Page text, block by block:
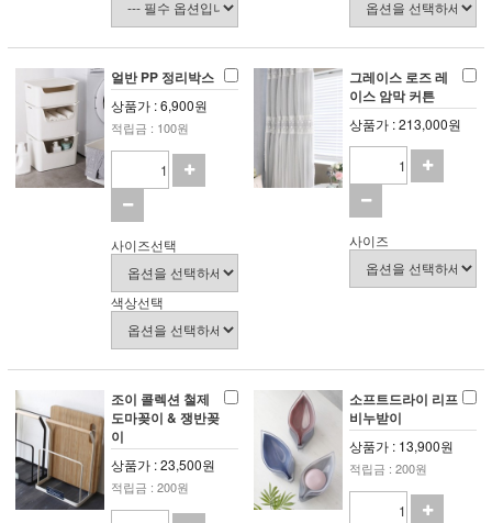
얼반 PP 정리박스
상품가 : 6,900원
적립금 : 100원
사이즈선택
색상선택
그레이스 로즈 레
이스 암막 커튼
상품가 : 213,000원
사이즈
조이 콜렉션 철제
도마꽂이 & 쟁반꽂
이
상품가 : 23,500원
적립금 : 200원
소프트드라이 리프
비누받이
상품가 : 13,900원
적립금 : 200원